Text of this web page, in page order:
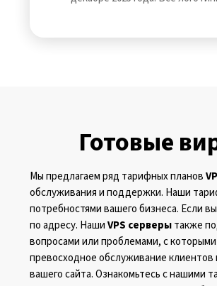
Готовые
Мы предлагаем ряд тарифных планов
обслуживания и поддержки. Наши
потребностями вашего бизнеса. Если
по адресу. НашиVPS серверытакже
вопросами или проблемами, с
превосходное обслуживание клиентов
вашего сайта. Ознакомьтесь с нашими